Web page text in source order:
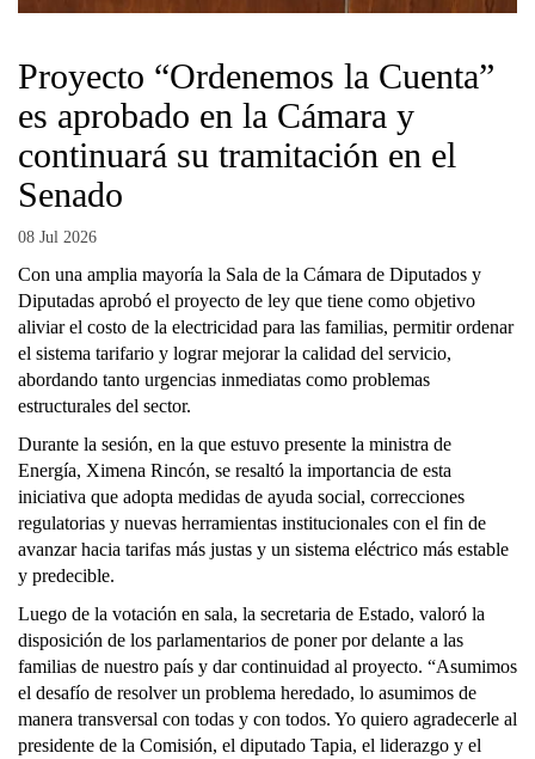
Proyecto “Ordenemos la Cuenta”
es aprobado en la Cámara y
continuará su tramitación en el
Senado
08 Jul 2026
Con una amplia mayoría la Sala de la Cámara de Diputados y
Diputadas aprobó el proyecto de ley que tiene como objetivo
aliviar el costo de la electricidad para las familias, permitir ordenar
el sistema tarifario y lograr mejorar la calidad del servicio,
abordando tanto urgencias inmediatas como problemas
estructurales del sector.
Durante la sesión, en la que estuvo presente la ministra de
Energía, Ximena Rincón, se resaltó la importancia de esta
iniciativa que adopta medidas de ayuda social, correcciones
regulatorias y nuevas herramientas institucionales con el fin de
avanzar hacia tarifas más justas y un sistema eléctrico más estable
y predecible.
Luego de la votación en sala, la secretaria de Estado, valoró la
disposición de los parlamentarios de poner por delante a las
familias de nuestro país y dar continuidad al proyecto. “Asumimos
el desafío de resolver un problema heredado, lo asumimos de
manera transversal con todas y con todos. Yo quiero agradecerle al
presidente de la Comisión, el diputado Tapia, el liderazgo y el